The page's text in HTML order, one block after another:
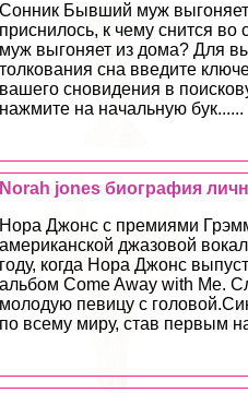
Сонник Бывший муж
приснилось, к чему снится
муж выгоняет из дома? Для
толкования сна введите
вашего сновидения в
нажмите на начальную бук......
Norah jones биография
Нора Джонс с премиями
американской джазовой
году, когда Нора Джонс
альбом Come Away with Me.
молодую певицу с
по всему миру, став первым